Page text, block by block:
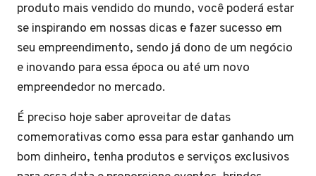
produto mais vendido do mundo, você poderá estar
se inspirando em nossas dicas e fazer sucesso em
seu empreendimento, sendo já dono de um negócio
e inovando para essa época ou até um novo
empreendedor no mercado.
É preciso hoje saber aproveitar de datas
comemorativas como essa para estar ganhando um
bom dinheiro, tenha produtos e serviços exclusivos